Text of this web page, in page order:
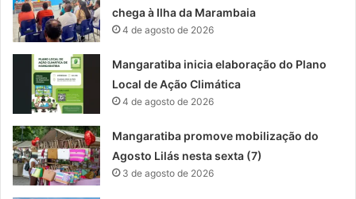
chega à Ilha da Marambaia
4 de agosto de 2026
Mangaratiba inicia elaboração do Plano
Local de Ação Climática
4 de agosto de 2026
Mangaratiba promove mobilização do
Agosto Lilás nesta sexta (7)
3 de agosto de 2026